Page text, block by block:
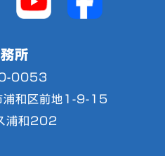
所
0053
浦和区前地1-9-15
浦和202